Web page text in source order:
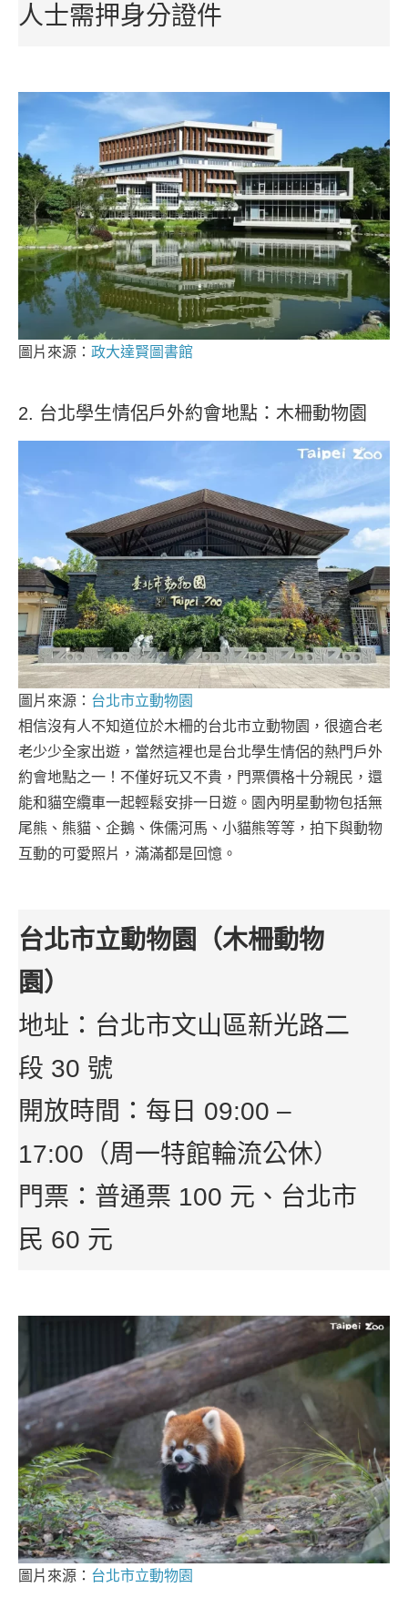
人士需押身分證件
圖片來源： 政大達賢圖書館
2. 台北學生情侶戶外約會地點：木柵動物園
圖片來源： 台北市立動物園
相信沒有人不知道位於木柵的台北市立動物園，很適合老
老少少全家出遊，當然這裡也是台北學生情侶的熱門戶外
約會地點之一！不僅好玩又不貴，門票價格十分親民，還
能和貓空纜車一起輕鬆安排一日遊。園內明星動物包括無
尾熊、熊貓、企鵝、侏儒河馬、小貓熊等等，拍下與動物
互動的可愛照片，滿滿都是回憶。
台北市立動物園（木柵動物
園）
地址：台北市文山區新光路二
段 30 號
開放時間：每日 09:00 –
17:00（周一特館輪流公休）
門票：普通票 100 元、台北市
民 60 元
圖片來源： 台北市立動物園